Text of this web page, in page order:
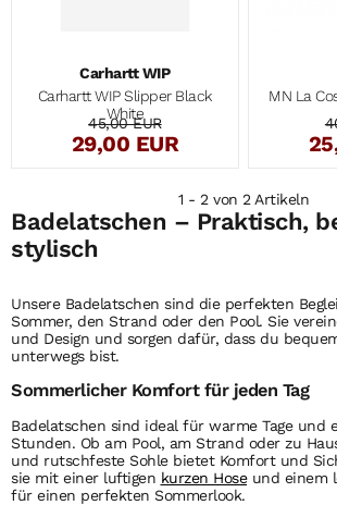
Carhartt WIP
Carhartt WIP Slipper Black
White
45,00 EUR
29,00 EUR
MN La
1 - 2 von 2 Artikeln
Badelatschen – Praktisch,
stylisch
Unsere Badelatschen sind die perfekten
Sommer, den Strand oder den Pool. Sie
und Design und sorgen dafür, dass du
unterwegs bist.
Sommerlicher Komfort für jeden Tag
Badelatschen sind ideal für warme Tage und
Stunden. Ob am Pool, am Strand oder zu
und rutschfeste Sohle bietet Komfort und
sie mit einer luftigen kurzen Hoseund einem
für einen perfekten Sommerlook.